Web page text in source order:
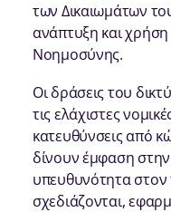
των Δικαιωμάτων
ανάπτυξη και
Νοημοσύνης.
Οι δράσεις του
τις ελάχιστες
κατευθύνσεις από
δίνουν έμφαση στην
υπευθυνότητα
σχεδιάζονται,